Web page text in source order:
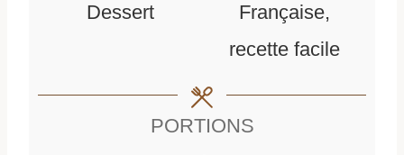
t
Dessert
Française,
recette facile
PORTIONS